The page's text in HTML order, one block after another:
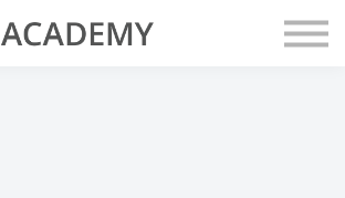
DOZENT:INNEN